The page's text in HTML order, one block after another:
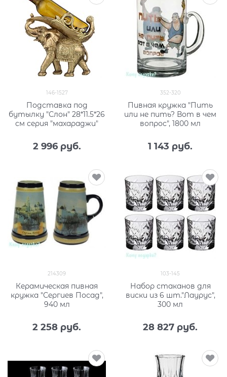
146-1527
Подставка под
бутылку "Слон" 28*11.5*26
см серия "махараджи"
2 996 руб.
352-320
Пивная кружка "Пить
или не пить? Вот в чем
вопрос", 1800 мл
1 143 руб.
214309
Керамическая пивная
кружка "Сергиев Посад",
940 мл
2 258 руб.
103-145
Набор стаканов для
виски из 6 шт."Лаурус",
300 мл
28 827 руб.